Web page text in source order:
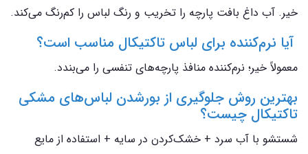
خیر. آب داغ بافت پارچه را تخریب و رنگ لباس را کم‌رنگ می‌کند.
آیا نرم‌کننده برای لباس تاکتیکال مناسب است؟
معمولاً خیر؛ نرم‌کننده منافذ پارچه‌های تنفسی را می‌بندد.
بهترین روش جلوگیری از بورشدن لباس‌های مشکی
تاکتیکال چیست؟
شستشو با آب سرد + خشک‌کردن در سایه + استفاده از مایع